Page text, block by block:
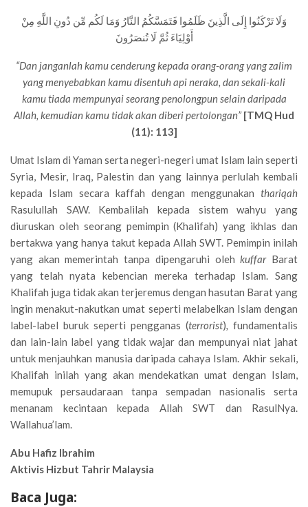
وَلَا تَرْكَنُوا إِلَى الَّذِينَ ظَلَمُوا فَتَمَسَّكُمُ النَّارُ وَمَا لَكُم مِّن دُونِ اللَّهِ مِنْ
أَوْلِيَاءَ ثُمَّ لَا تُنصَرُونَ
“Dan janganlah kamu cenderung kepada orang-orang yang zalim
yang menyebabkan kamu disentuh api neraka, dan sekali-kali
kamu tiada mempunyai seorang penolongpun selain daripada
Allah, kemudian kamu tidak akan diberi pertolongan” [TMQ Hud
(11): 113]
Umat Islam di Yaman serta negeri-negeri umat Islam lain seperti
Syria, Mesir, Iraq, Palestin dan yang lainnya perlulah kembali
kepada Islam secara kaffah dengan menggunakan thariqah
Rasulullah SAW. Kembalilah kepada sistem wahyu yang
diuruskan oleh seorang pemimpin (Khalifah) yang ikhlas dan
bertakwa yang hanya takut kepada Allah SWT. Pemimpin inilah
yang akan memerintah tanpa dipengaruhi olehkuffarBarat
yang telah nyata kebencian mereka terhadap Islam. Sang
Khalifah juga tidak akan terjeremus dengan hasutan Barat yang
ingin menakut-nakutkan umat seperti melabelkan Islam dengan
label-label buruk seperti pengganas (terrorist), fundamentalis
dan lain-lain label yang tidak wajar dan mempunyai niat jahat
untuk menjauhkan manusia daripada cahaya Islam. Akhir sekali,
Khalifah inilah yang akan mendekatkan umat dengan Islam,
memupuk persaudaraan tanpa sempadan nasionalis serta
menanam kecintaan kepada Allah SWT dan RasulNya.
Wallahua’lam.
Abu Hafiz Ibrahim
Aktivis Hizbut Tahrir Malaysia
Baca Juga: